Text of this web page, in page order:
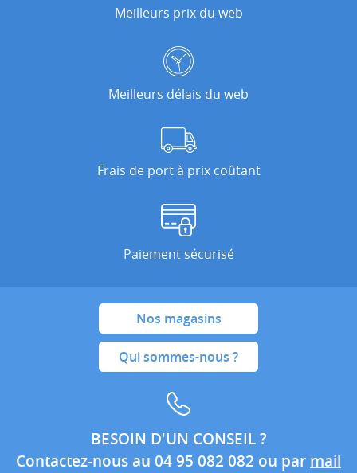
Meilleurs prix du web
Meilleurs délais du web
Frais de port à prix coûtant
Paiement sécurisé
Nos magasins
Qui sommes-nous ?
BESOIN D'UN CONSEIL ?
Contactez-nous au 04 95 082 082 ou par mail